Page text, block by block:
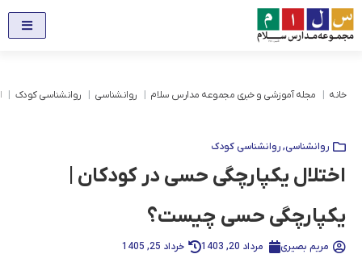
خانه مجله آموزشی و خبری مجموعه مدارس سلام روانشناسی روانشناسی کودک
روانشناسی,روانشناسی کودک
اختلال یکپارچگی حسی در کودکان |
یکپارچگی حسی چیست؟
مریم بصیری مرداد 20, 1403 خرداد 25, 1405